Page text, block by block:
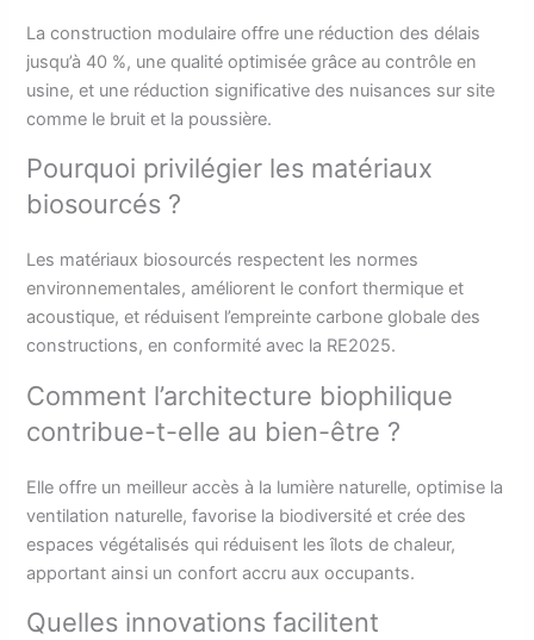
La construction modulaire offre une réduction des délais
jusqu’à 40 %, une qualité optimisée grâce au contrôle en
usine, et une réduction significative des nuisances sur site
comme le bruit et la poussière.
Pourquoi privilégier les matériaux
biosourcés ?
Les matériaux biosourcés respectent les normes
environnementales, améliorent le confort thermique et
acoustique, et réduisent l’empreinte carbone globale des
constructions, en conformité avec la RE2025.
Comment l’architecture biophilique
contribue-t-elle au bien-être ?
Elle offre un meilleur accès à la lumière naturelle, optimise la
ventilation naturelle, favorise la biodiversité et crée des
espaces végétalisés qui réduisent les îlots de chaleur,
apportant ainsi un confort accru aux occupants.
Quelles innovations facilitent